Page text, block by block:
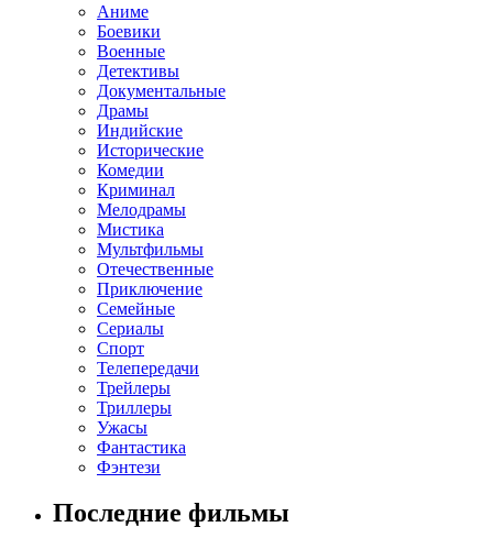
Аниме
Боевики
Военные
Детективы
Документальные
Драмы
Индийские
Исторические
Комедии
Криминал
Мелодрамы
Мистика
Мультфильмы
Отечественные
Приключение
Семейные
Сериалы
Спорт
Телепередачи
Трейлеры
Триллеры
Ужасы
Фантастика
Фэнтези
Последние фильмы